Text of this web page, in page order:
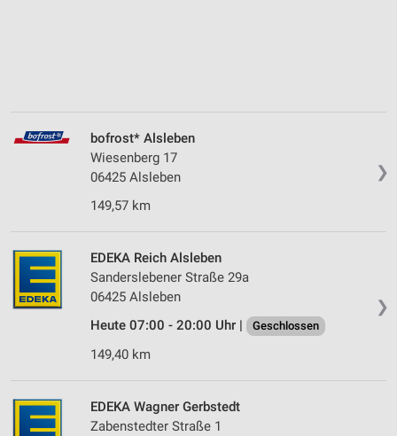
❯
bofrost* Alsleben
Wiesenberg 17
06425 Alsleben
149,57 km
❯
EDEKA Reich Alsleben
Sanderslebener Straße 29a
06425 Alsleben
Heute 07:00 - 20:00 Uhr |
Geschlossen
149,40 km
EDEKA Wagner Gerbstedt
Zabenstedter Straße 1